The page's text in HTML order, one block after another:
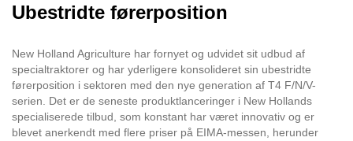
Ubestridte førerposition
New Holland Agriculture har fornyet og udvidet sit udbud af
specialtraktorer og har yderligere konsolideret sin ubestridte
førerposition i sektoren med den nye generation af T4 F/N/V-
serien. Det er de seneste produktlanceringer i New Hollands
specialiserede tilbud, som konstant har været innovativ og er
blevet anerkendt med flere priser på EIMA-messen, herunder